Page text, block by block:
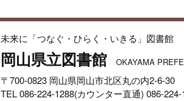
未来に「つなぐ・ひらく・いきる」図書館
岡山県立図書館 OKAYAMA
〒700-0823 岡山県岡山市北区丸の内2-6-30
TEL 086-224-1288(カウンター直通) 086-